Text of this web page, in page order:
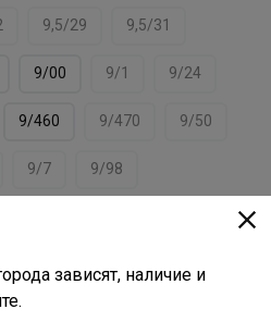
9,5/29 9,5/31
9/00 9/1 9/24
9/460 9/470 9/50
9/7 9/98
зависят, наличие и